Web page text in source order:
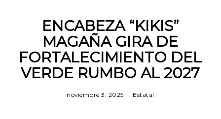
ENCABEZA “KIKIS”
MAGAÑA GIRA DE
FORTALECIMIENTO DEL
VERDE RUMBO AL 2027
noviembre 3, 2025 m
Estatal